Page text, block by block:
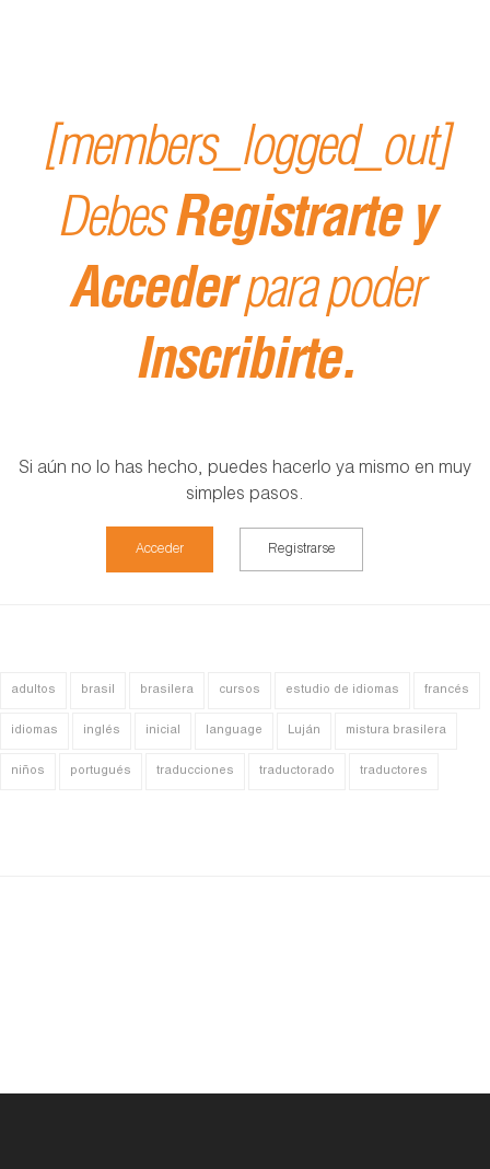
[members_logged_out]
DebesRegistrarte y
Accederpara poder
Inscribirte.
Si aún no lo has hecho, puedes hacerlo ya mismo en muy
simples pasos.
Acceder Registrarse
adultos brasil brasilera cursos estudio de idiomas francés
idiomas inglés inicial language Luján mistura brasilera
niños portugués traducciones traductorado traductores